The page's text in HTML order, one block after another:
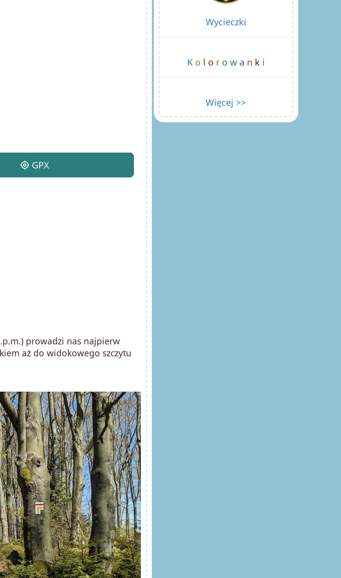
my_location GPX
prowadzi nas najpierw
aż do widokowego szczytu
Wycieczki
K o l o r o w a n k i
Więcej >>